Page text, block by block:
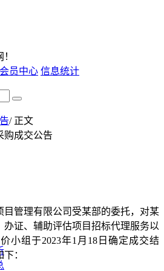
会员中心 信息统计
/ 正文
购成交公告
目管理有限公司受某部的委托，对某
办证、辅助评估项目招标代理服务以
小组于2023年1 月 18 日确定成交结
：